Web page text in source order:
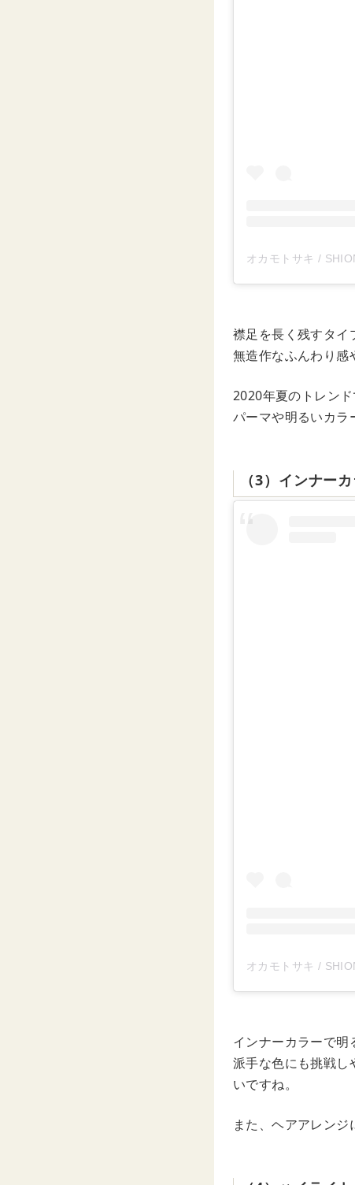
オカモトサキ /
襟足を長く残すタイ
無造作なふんわり感
2020年夏のトレンド
パーマや明るいカラ
（3）インナー
オカモトサキ /
インナーカラーで明
派手な色にも挑戦し
いですね。
また、ヘアアレンジ